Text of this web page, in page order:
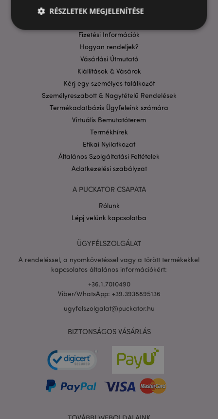
Szállítási költségek
Fizetési Információk
Hogyan rendeljek?
Vásárlási Útmutató
Kiállítások & Vásárok
Kérj egy személyes találkozót
Személyreszabott & Nagytételű Rendelések
Termékadatbázis Ügyfeleink számára
Virtuális Bemutatóterem
Termékhírek
Etikai Nyilatkozat
Általános Szolgáltatási Feltételek
Adatkezelési szabályzat
A PUCKATOR CSAPATA
Rólunk
Lépj velünk kapcsolatba
ÜGYFÉLSZOLGÁLAT
A rendeléssel, a nyomkövetéssel vagy a törött termékekkel
kapcsolatos általános információkért:
+36.1.7010490
Viber/WhatsApp: +39.3938895136
ugyfelszolgalat@puckator.hu
BIZTONSÁGOS VÁSÁRLÁS
RÉSZLETEK MEGJELENÍTÉSE
Elengedhetetlenül szükséges
Funkcionalitás
A weboldal működéséhez feltétlenül szükséges sütik
lehetővé teszik a webhely alapvető funkcióit,
például a felhasználói bejelentkezést és a
fiókkezelést. A weboldal nem használható
megfelelően a feltétlenül szükséges sütik nélkül.
CookieScriptConsent
.puckator.hu
X-Magento-Vary
Google
adatvédelmi szabályzatát